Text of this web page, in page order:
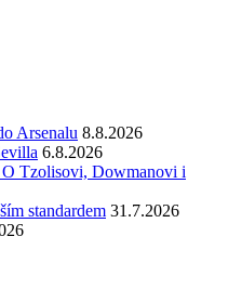
Arsenalu 8.8.2026
6.8.2026
Tzolisovi, Dowmanovi i
standardem 31.7.2026